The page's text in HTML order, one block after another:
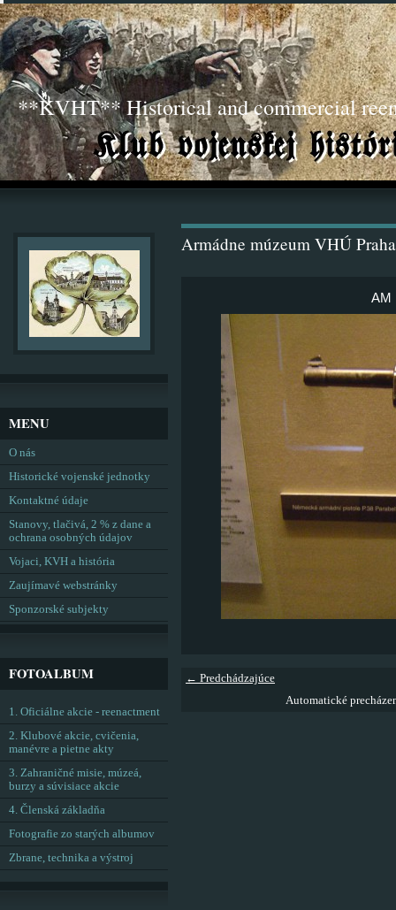
**KVHT** Historical and commercial
Armádne múzeum VHÚ
AM
← Predchádzajúce
Automatické
MENU
O nás
Historické vojenské jednotky
Kontaktné údaje
Stanovy, tlačivá, 2 % z dane a
ochrana osobných údajov
Vojaci, KVH a história
Zaujímavé webstránky
Sponzorské subjekty
FOTOALBUM
1. Oficiálne akcie - reenactment
2. Klubové akcie, cvičenia,
manévre a pietne akty
3. Zahraničné misie, múzeá,
burzy a súvisiace akcie
4. Členská základňa
Fotografie zo starých albumov
Zbrane, technika a výstroj